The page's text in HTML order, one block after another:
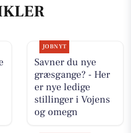
JOBNYT
Savner du nye
græsgange? - Her
er nye ledige
stillinger i Vojens
og omegn